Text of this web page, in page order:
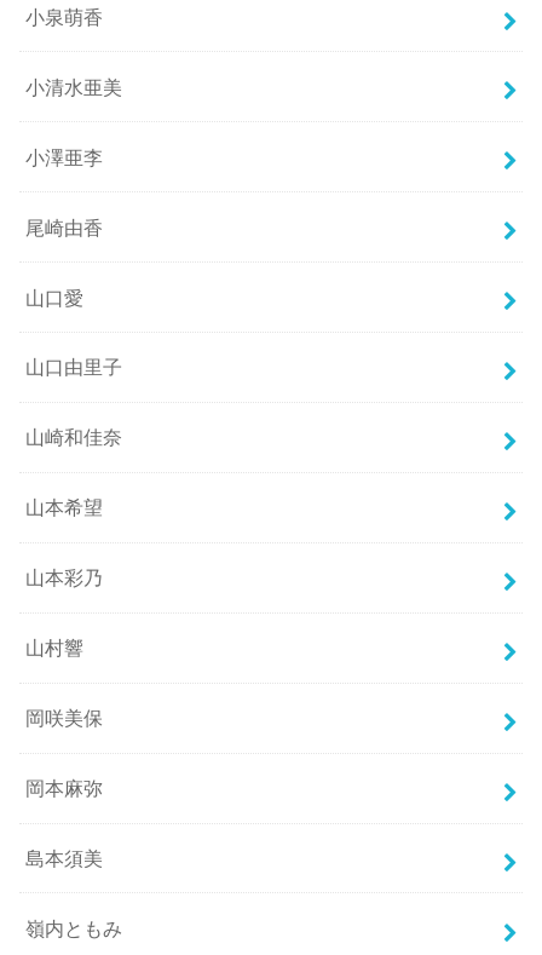
小泉萌香
小清水亜美
小澤亜李
尾崎由香
山口愛
山口由里子
山崎和佳奈
山本希望
山本彩乃
山村響
岡咲美保
岡本麻弥
島本須美
嶺内ともみ